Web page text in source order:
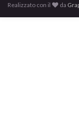
Realizzato con il
da